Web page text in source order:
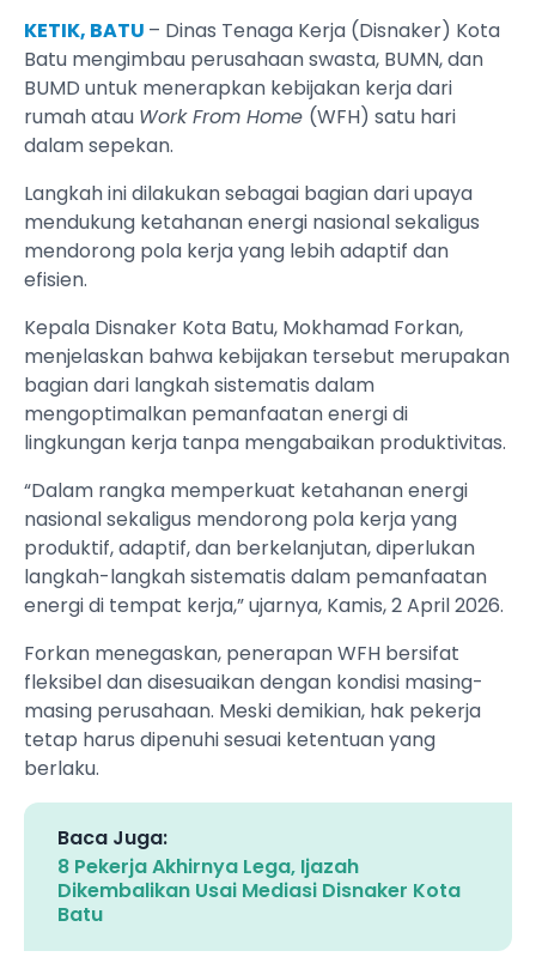
KETIK, BATU – Dinas Tenaga Kerja (Disnaker) Kota
Batu mengimbau perusahaan swasta, BUMN, dan
BUMD untuk menerapkan kebijakan kerja dari
rumah atau Work From Home (WFH) satu hari
dalam sepekan.
Langkah ini dilakukan sebagai bagian dari upaya
mendukung ketahanan energi nasional sekaligus
mendorong pola kerja yang lebih adaptif dan
efisien.
Kepala Disnaker Kota Batu, Mokhamad Forkan,
menjelaskan bahwa kebijakan tersebut merupakan
bagian dari langkah sistematis dalam
mengoptimalkan pemanfaatan energi di
lingkungan kerja tanpa mengabaikan produktivitas.
“Dalam rangka memperkuat ketahanan energi
nasional sekaligus mendorong pola kerja yang
produktif, adaptif, dan berkelanjutan, diperlukan
langkah-langkah sistematis dalam pemanfaatan
energi di tempat kerja,” ujarnya, Kamis, 2 April 2026.
Forkan menegaskan, penerapan WFH bersifat
fleksibel dan disesuaikan dengan kondisi masing-
masing perusahaan. Meski demikian, hak pekerja
tetap harus dipenuhi sesuai ketentuan yang
berlaku.
Baca Juga:
8 Pekerja Akhirnya Lega, Ijazah
Dikembalikan Usai Mediasi Disnaker Kota
Batu